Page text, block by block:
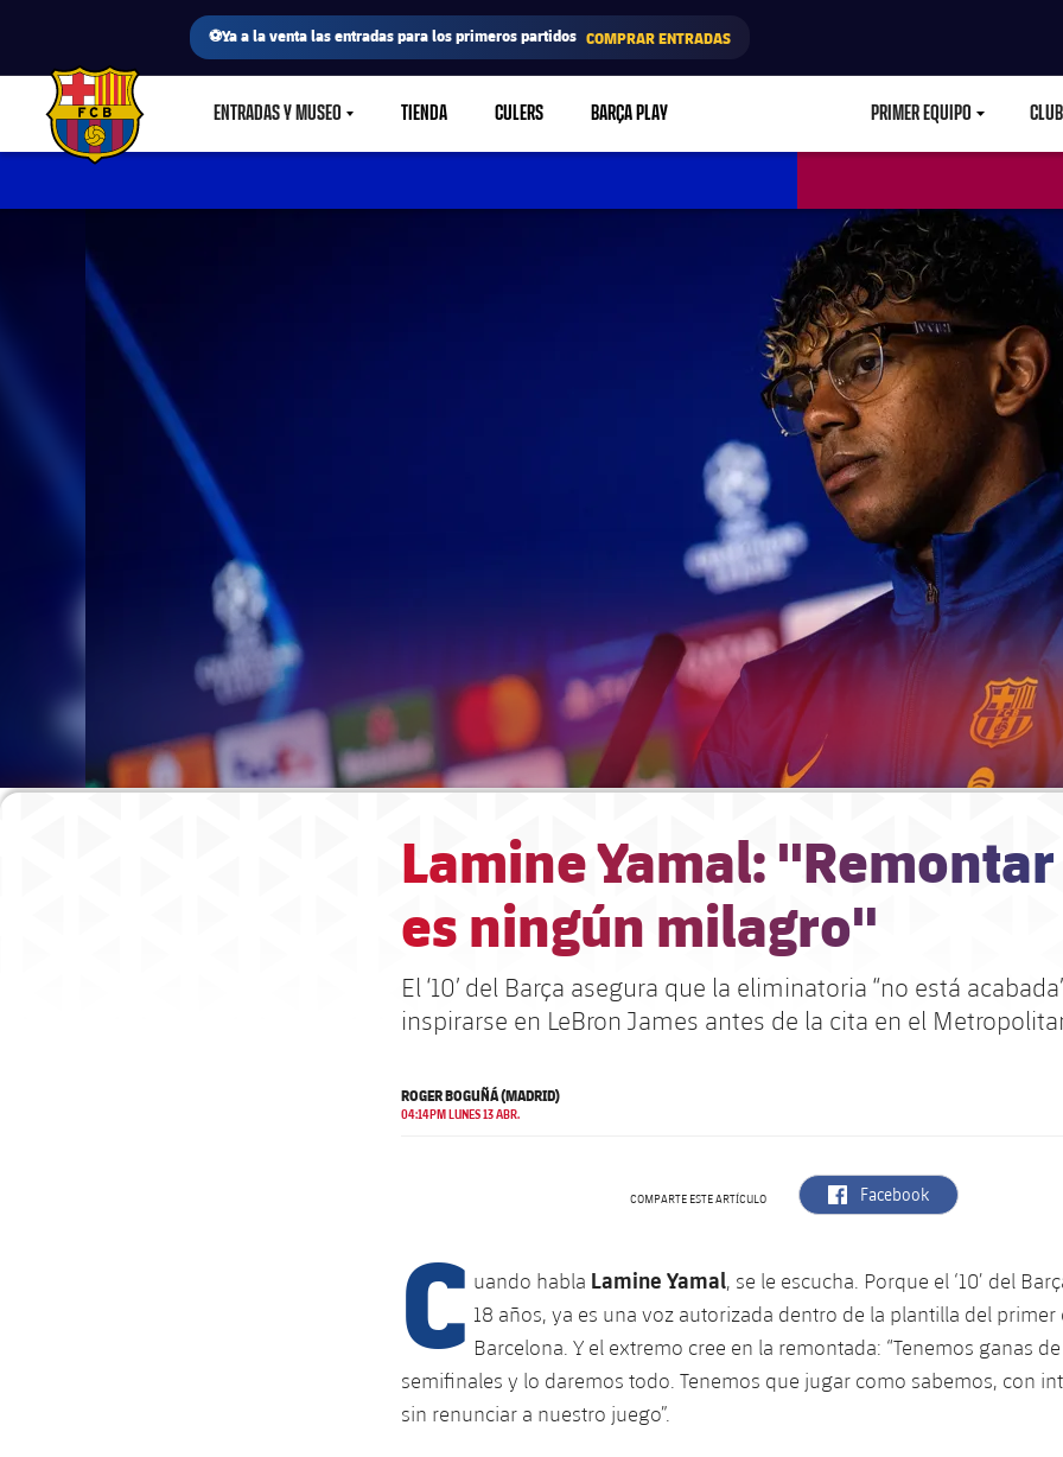
⚽Ya a la venta las entradas para los primeros partidos COMPRAR ENTRADAS
FC Barcelona club badge ENTRADAS Y MUSEOLABEL.SHARE.CARETDOWN
TIENDA CULERS BARÇA PLAY PRIMER EQUIPO CLUB
Lamine Yamal:
es ningún milagro"
El ‘10’ del Barça asegura que la eliminatoria “no está
inspirarse en LeBron James antes de la cita en el
ROGER BOGUÑÁ (MADRID)
04:14PM LUNES 13 ABR.
COMPARTE ESTE ARTÍCULO label.aria.facebook
Facebook
C uando habla Lamine Yamal, se le escucha. Porque el ‘10’ del
18 años, ya es una voz autorizada dentro de la plantilla del primer
Barcelona. Y el extremo cree en la remontada: “Tenemos ganas
semifinales y lo daremos todo. Tenemos que jugar como sabemos, con
sin renunciar a nuestro juego”.